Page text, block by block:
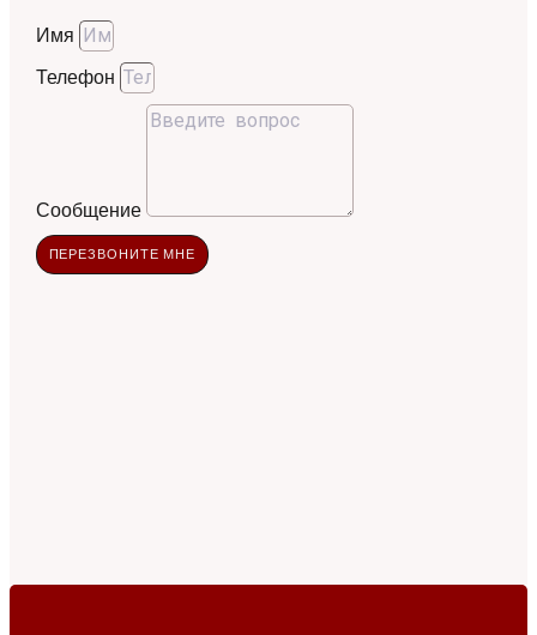
Имя
Телефон
Сообщение
ПЕРЕЗВОНИТЕ МНЕ